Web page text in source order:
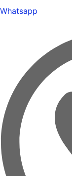
Whatsapp